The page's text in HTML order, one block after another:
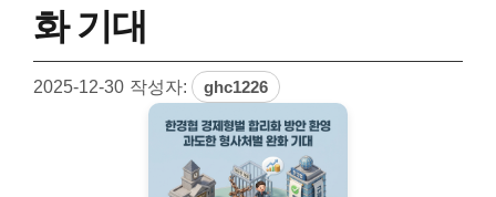
화 기대
2025-12-30 작성자: ghc1226